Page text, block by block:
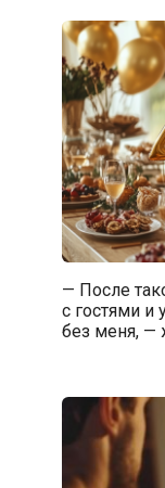
— После
с гостями и
без меня, —